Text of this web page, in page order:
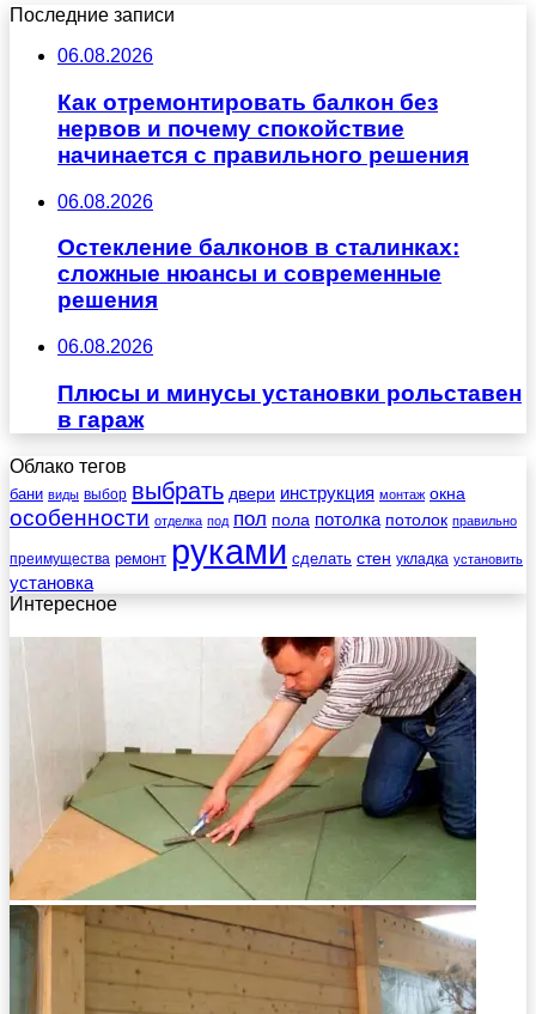
Последние записи
06.08.2026
Как отремонтировать балкон без
нервов и почему спокойствие
начинается с правильного решения
06.08.2026
Остекление балконов в сталинках:
сложные нюансы и современные
решения
06.08.2026
Плюсы и минусы установки рольставен
в гараж
Облако тегов
бани виды выбор выбрать двери инструкция монтаж окна
особенности отделка под пол пола потолка потолок правильно
преимущества ремонт руками сделать стен укладка установить
установка
Интересное